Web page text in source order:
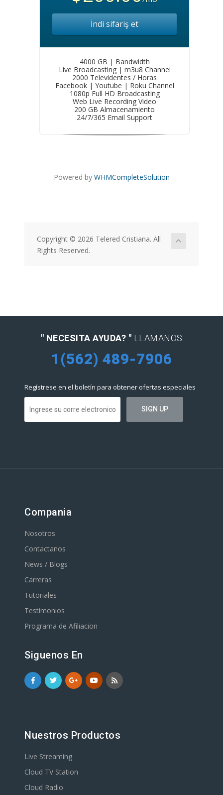
İndi sifariş et
4000 GB | Bandwidth
Live Broadcasting | m3u8 Channel
2000 Televidentes / Horas
Facebook | Youtube | Roku Channel
1080p Full HD Broadcasting
Web Live Recording Video
200 GB Almacenamiento
24/7/365 Email Support
Powered by WHMCompleteSolution
Copyright © 2026 Telered Cristiana. All
Rights Reserved.
" NECESITA AYUDA? " LLAMANOS
1(562) 489-7906
Regístrese en el boletín para obtener ofertas especiales
Compania
Nosotros
Contactanos
News / Blogs
Carreras
Tutoriales
Testimonios
Programa de Afiliacion
Siguenos En
Nuestros Productos
Live Streaming
Cloud TV Station
Cloud Radio